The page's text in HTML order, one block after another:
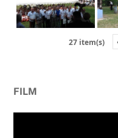
27 item(s)
FILM